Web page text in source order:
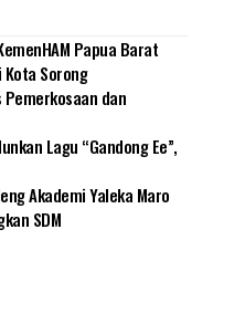
Papua Barat
Sorong
Pemerkosaan dan
Lagu “Gandong Ee”,
Akademi Yaleka Maro
SDM